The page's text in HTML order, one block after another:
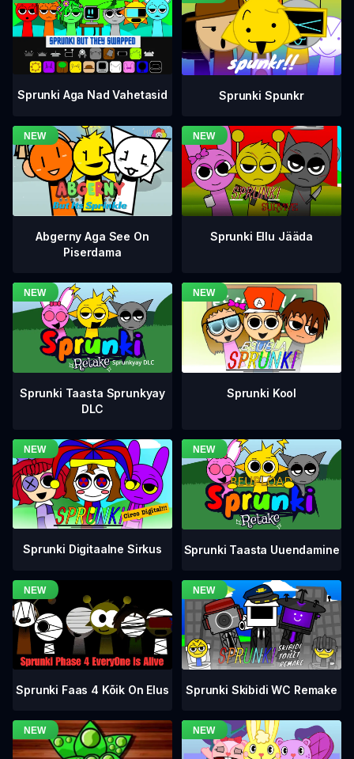
Sprunki Aga Nad Vahetasid Sprunki Spunkr
Abgerny Aga See On
Piserdama
Sprunki Ellu Jääda
Sprunki Taasta Sprunkyay
DLC
Sprunki Kool
Sprunki Digitaalne Sirkus Sprunki Taasta Uuendamine
Sprunki Faas 4 Kõik On Elus Sprunki Skibidi WC Remake